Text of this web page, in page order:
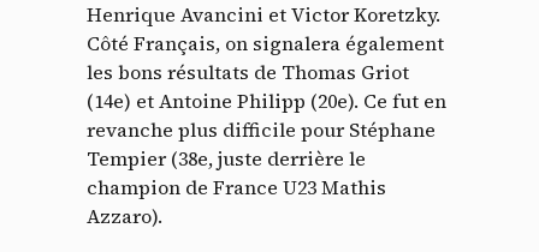
Henrique Avancini et Victor Koretzky.
Côté Français, on signalera également
les bons résultats de Thomas Griot
(14e) et Antoine Philipp (20e). Ce fut en
revanche plus difficile pour Stéphane
Tempier (38e, juste derrière le
champion de France U23 Mathis
Azzaro).